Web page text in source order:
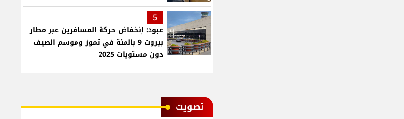
5
عبود: إنخفاض حركة المسافرين عبر مطار
بيروت 9 بالمئة في تموز وموسم الصيف
دون مستويات 2025
ﺗﺼﻮﻳﺖ